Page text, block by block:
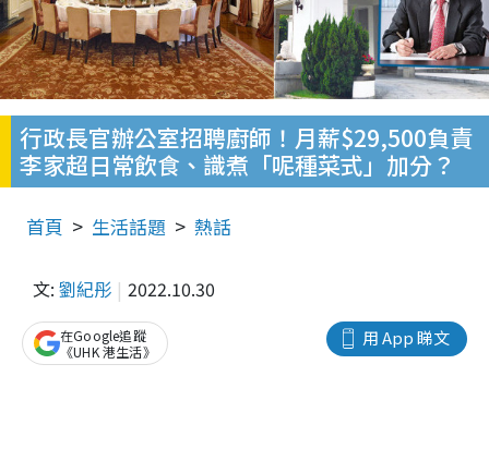
行政長官辦公室招聘廚師！月薪$29,500負責
李家超日常飲食、識煮「呢種菜式」加分？
首頁 生活話題 熱話
文: 劉紀彤 2022.10.30
用 App 睇文
在Google追蹤
《UHK 港生活》